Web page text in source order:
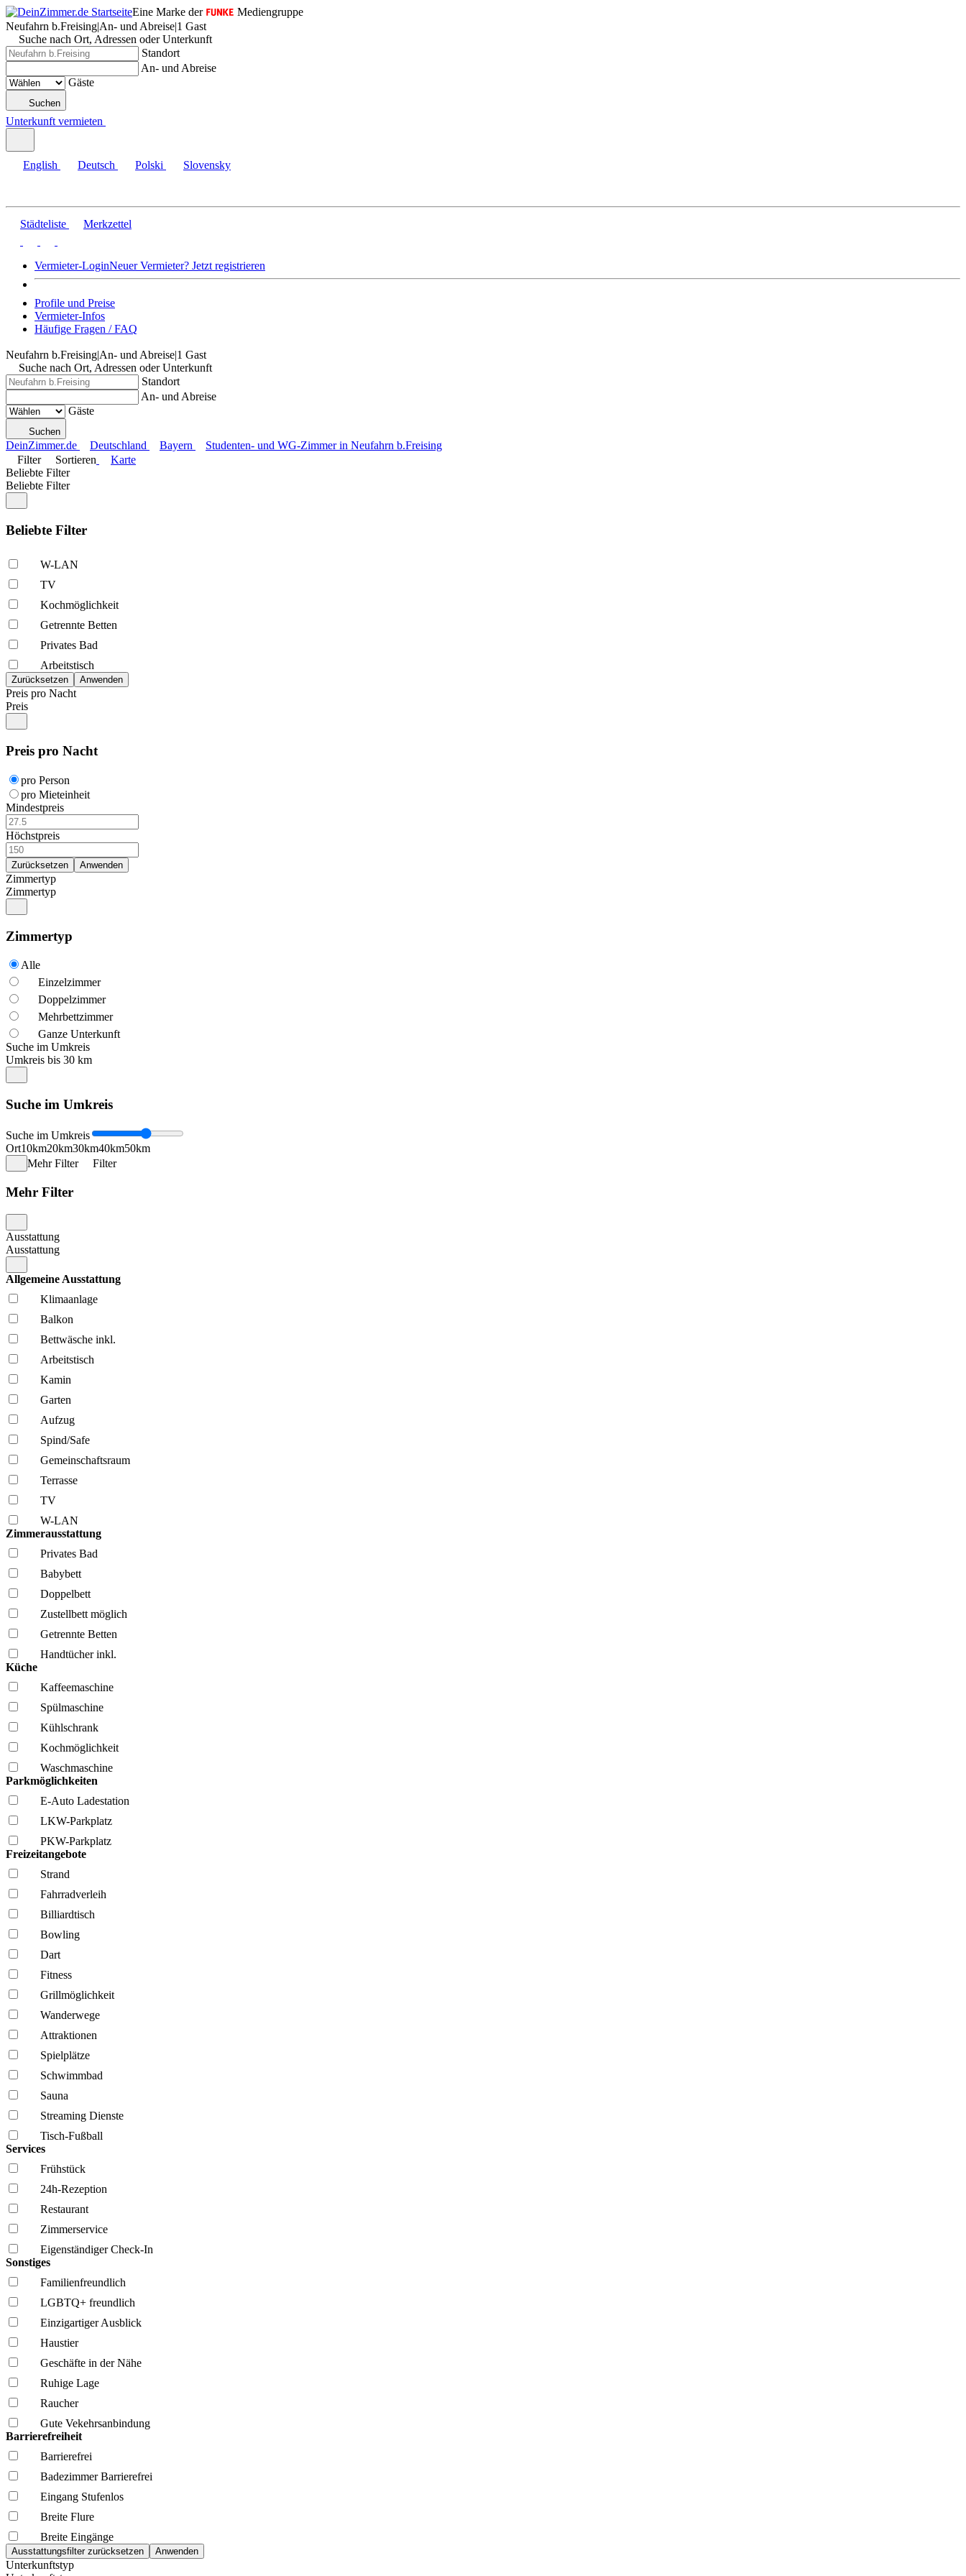
Eine Marke der
Mediengruppe
Neufahrn b.Freising|An- und Abreise|1 Gast
Suche nach Ort, Adressen oder Unterkunft
Standort
An- und Abreise
Gäste
Suchen
Unterkunft vermieten
English Deutsch Polski Slovensky
Städteliste Merkzettel
Vermieter-LoginNeuer Vermieter? Jetzt registrieren
Profile und Preise
Vermieter-Infos
Häufige Fragen / FAQ
Neufahrn b.Freising|An- und Abreise|1 Gast
Suche nach Ort, Adressen oder Unterkunft
Standort
An- und Abreise
Gäste
Suchen
DeinZimmer.de Deutschland Bayern
Studenten- und WG-Zimmer in Neufahrn b.Freising
Filter
Sortieren
Karte
Beliebte Filter
Beliebte Filter
Beliebte Filter
W-LAN
TV
Kochmöglich­keit
Getrennte Betten
Privates Bad
Arbeitstisch
Preis pro Nacht
Preis
Preis pro Nacht
pro Person
pro Mieteinheit
Mindestpreis
Höchstpreis
Zimmertyp
Zimmertyp
Zimmertyp
Alle
Einzelzimmer
Doppelzimmer
Mehrbettzimmer
Ganze Unterkunft
Suche im Umkreis
Umkreis bis 30 km
Suche im Umkreis
Suche im Umkreis
Ort10km20km30km40km50km
Mehr Filter
Filter
Mehr Filter
Ausstattung
Ausstattung
Allgemeine Ausstattung
Klima­anlage
Balkon
Bettwäsche inkl.
Arbeitstisch
Kamin
Garten
Aufzug
Spind/Safe
Gemeinschafts­raum
Terrasse
TV
W-LAN
Zimmerausstattung
Privates Bad
Babybett
Doppelbett
Zustellbett möglich
Getrennte Betten
Handtücher inkl.
Küche
Kaffee­maschine
Spül­maschine
Kühl­schrank
Kochmöglich­keit
Wasch­maschine
Parkmöglichkeiten
E-Auto Ladestation
LKW-Parkplatz
PKW-Parkplatz
Freizeitangebote
Strand
Fahrrad­verleih
Billiardtisch
Bowling
Dart
Fitness
Grillmöglich­keit
Wanderwege
Attraktionen
Spielplätze
Schwimmbad
Sauna
Streaming Dienste
Tisch-Fußball
Services
Frühstück
24h-Rezeption
Restaurant
Zimmerservice
Eigenständiger Check-In
Sonstiges
Familien­freundlich
LGBTQ+ freundlich
Einzigartiger Ausblick
Haustier
Geschäfte in der Nähe
Ruhige Lage
Raucher
Gute Vekehrsanbindung
Barrierefreiheit
Barrierefrei
Badezimmer Barrierefrei
Eingang Stufenlos
Breite Flure
Breite Eingänge
Unterkunftstyp